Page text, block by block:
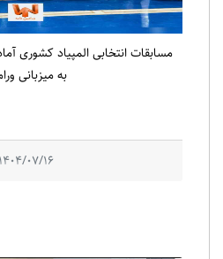
مسابقات انتخابی المپیاد کشوری
به میزبانی
1404/07/16